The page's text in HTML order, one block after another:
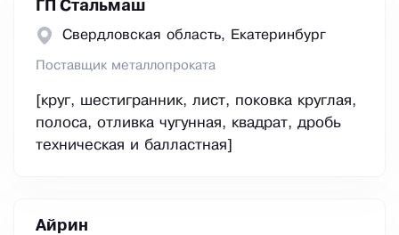
ГП Стальмаш
Свердловская область, Екатеринбург
Поставщик металлопроката
[круг, шестигранник, лист, поковка круглая,
полоса, отливка чугунная, квадрат, дробь
техническая и балластная]
Айрин